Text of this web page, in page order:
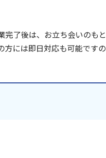
完了後は、お立ち会いのもと
方には即日対応も可能ですの